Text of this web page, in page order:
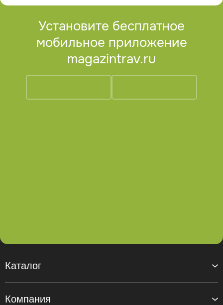
Установите бесплатное
мобильное приложение
magazintrav.ru
Каталог
Компания